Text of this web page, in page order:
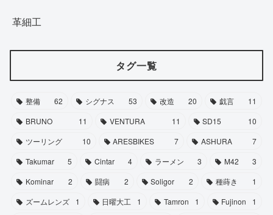
革細工
タグ一覧
整備 62 シグナス 53 改造 20 戯言
11
BRUNO
11 VENTURA 11 SD15
10
ツーリング
10 ARESBIKES 7 ASHURA
7
Takumar
5 Cintar 4 ラーメン 3 M42
3
Kominar
2 闘病 2 Soligor 2 種蒔き
1
ズームレンズ
1 日曜大工 1 Tamron 1 Fujinon
1